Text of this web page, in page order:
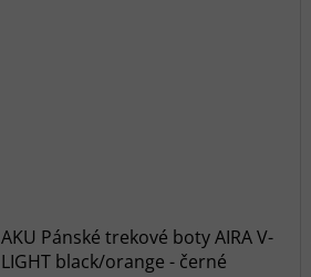
AKU Pánské trekové boty AIRA V-
LIGHT black/orange - černé